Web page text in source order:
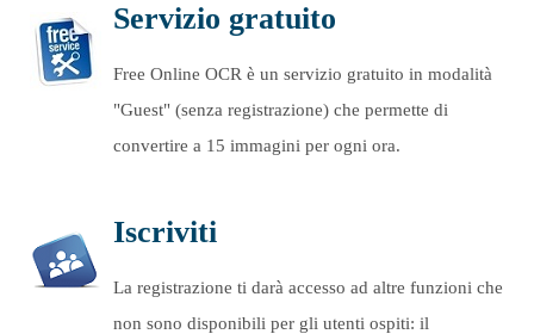
Servizio gratuito
Free Online OCR è un servizio gratuito in modalità
"Guest" (senza registrazione) che permette di
convertire a 15 immagini per ogni ora.
Iscriviti
La registrazione ti darà accesso ad altre funzioni che
non sono disponibili per gli utenti ospiti: il